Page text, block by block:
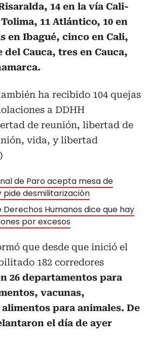
14 en la vía Cali-
11 Atlántico, 10 en
en Ibagué, cinco en Cali,
del Cauca, tres en Cauca,
ha recibido 104 quejas
a DDHH
de reunión, libertad de
vida, y libertad
de Paro acepta mesa de
pide desmilitarización
Derechos Humanos dice que hay
por excesos
que desde que inició el
182 corredores
26 departamentos para
vacunas,
para animales. De
el día de ayer